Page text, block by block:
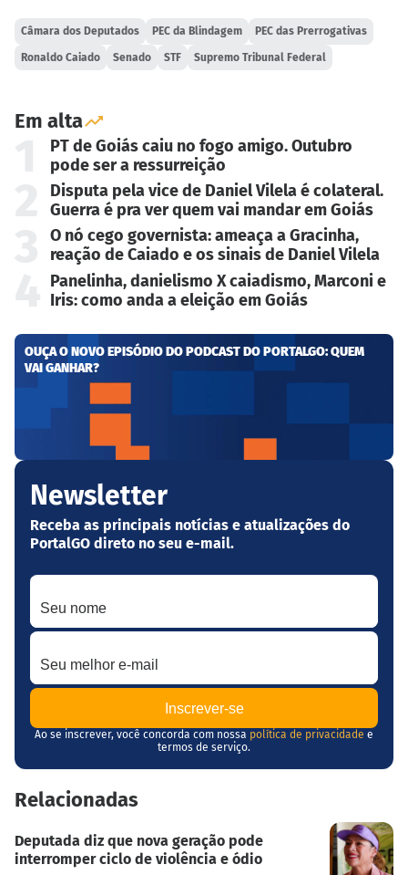
Câmara dos Deputados PEC da Blindagem PEC das Prerrogativas
Ronaldo Caiado Senado STF Supremo Tribunal Federal
Em alta
PT de Goiás caiu no fogo amigo. Outubro
pode ser a ressurreição
Disputa pela vice de Daniel Vilela é colateral.
Guerra é pra ver quem vai mandar em Goiás
O nó cego governista: ameaça a Gracinha,
reação de Caiado e os sinais de Daniel Vilela
Panelinha, danielismo X caiadismo, Marconi e
Iris: como anda a eleição em Goiás
OUÇA O NOVO EPISÓDIO DO PODCAST DO PORTALGO: QUEM
VAI GANHAR?
Newsletter
Receba as principais notícias e atualizações do
PortalGO direto no seu e-mail.
Seu nome
Seu melhor e-mail
Ao se inscrever, você concorda com nossa política de privacidade e
termos de serviço.
Relacionadas
Deputada diz que nova geração pode
interromper ciclo de violência e ódio